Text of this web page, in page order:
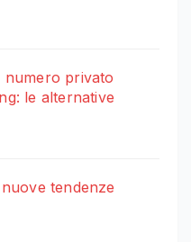
numero privato
le alternative
tendenze